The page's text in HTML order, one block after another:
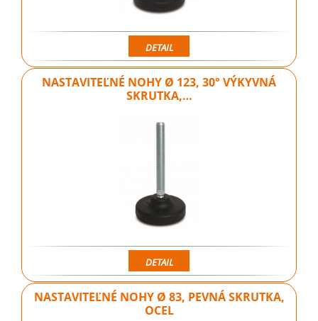
DETAIL
NASTAVITEĽNÉ NOHY Ø 123, 30° VÝKYVNÁ
SKRUTKA,…
DETAIL
NASTAVITEĽNÉ NOHY Ø 83, PEVNÁ SKRUTKA,
OCEL